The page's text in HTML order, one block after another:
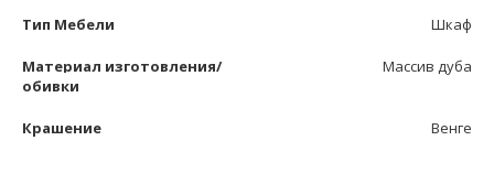
Тип Мебели Шкаф
Материал изготовления/
обивки
Массив дуба
Крашение Венге